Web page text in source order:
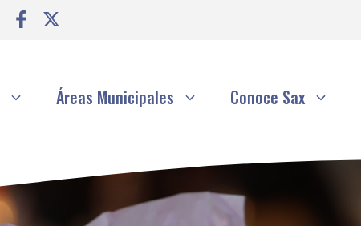
Áreas Municipales Conoce Sax